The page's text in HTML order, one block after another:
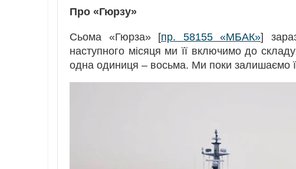
Про «Гюрзу»
Сьома «Гюрза» [пр. 58155 «МБАК»]
наступного місяця ми її включимо до
одна одиниця – восьма. Ми поки залишаємо їх